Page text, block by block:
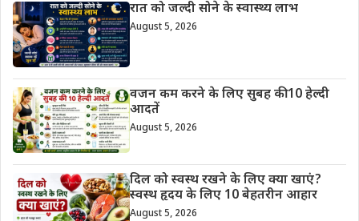
रात को जल्दी सोने के स्वास्थ्य लाभ
August 5, 2026
वजन कम करने के लिए सुबह की 10 हेल्दी
आदतें
August 5, 2026
दिल को स्वस्थ रखने के लिए क्या खाएं?
स्वस्थ हृदय के लिए 10 बेहतरीन आहार
August 5, 2026